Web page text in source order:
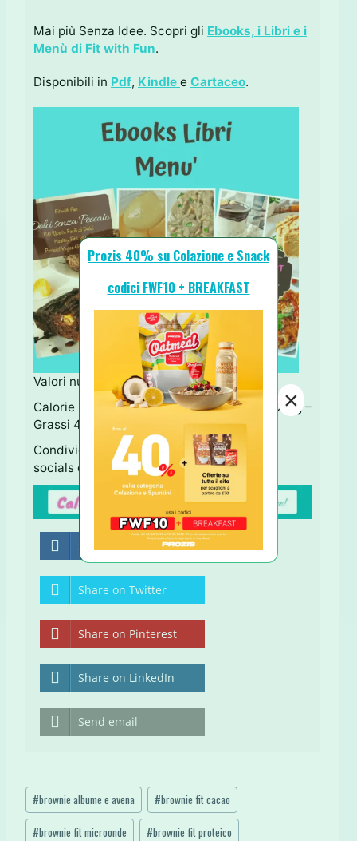
Mai più Senza Idee. Scopri gli Ebooks, i Libri e i
Menù di Fit with Fun.
Disponibili in Pdf, Kindle e Cartaceo.
Valori nutrizionali:
Calorie 330 – Carboidrati 49 g – Proteine 23 g –
Grassi 4 g
Condividi questa Ricetta usando i tastini
socials qui sotto ↓ Grazie!
Share on Facebook
Share on Twitter
Share on Pinterest
Share on LinkedIn
Send email
Tag
articolo:
#brownie albume e avena #brownie fit cacao
#brownie fit microonde #brownie fit proteico
Prozis 40% su Colazione e Snack
codici FWF10 + BREAKFAST
×